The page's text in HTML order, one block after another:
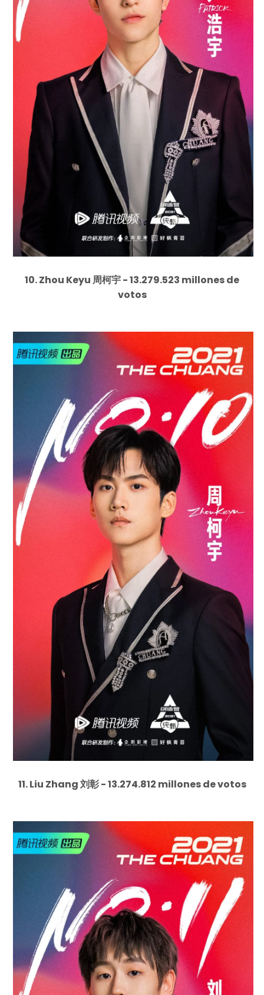
10. Zhou Keyu 周柯宇 - 13.279.523 millones de
votos
11. Liu Zhang 刘彰 - 13.274.812 millones de votos